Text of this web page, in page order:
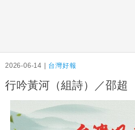
2026-06-14 | 台灣好報
行吟黃河（組詩）／邵超